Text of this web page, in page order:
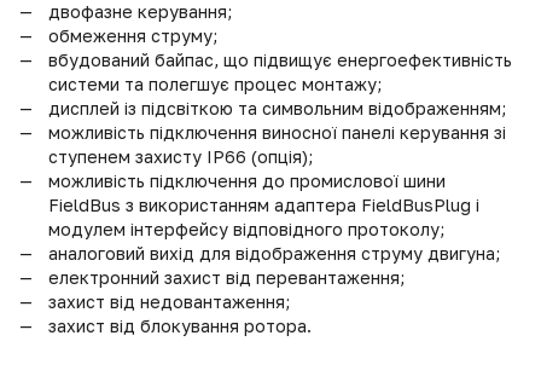
двофазне керування;
обмеження струму;
вбудований байпас, що підвищує енергоефективність
системи та полегшує процес монтажу;
дисплей із підсвіткою та символьним відображенням;
можливість підключення виносної панелі керування зі
ступенем захисту IP66 (опція);
можливість підключення до промислової шини
FieldBus з використанням адаптера FieldBusPlug і
модулем інтерфейсу відповідного протоколу;
аналоговий вихід для відображення струму двигуна;
електронний захист від перевантаження;
захист від недовантаження;
захист від блокування ротора.